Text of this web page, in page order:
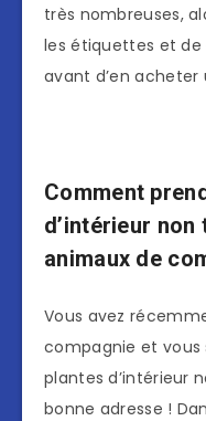
très nombreuses,
les étiquettes et
avant d’en acheter
Comment
d’intérieur
animaux de
Vous avez
compagnie et vous
plantes d’intérieur
bonne adresse !